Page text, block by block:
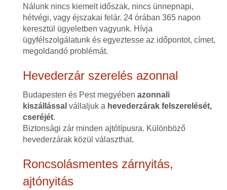
Nálunk nincs kiemelt időszak, nincs ünnepnapi,
hétvégi, vagy éjszakai felár. 24 órában 365 napon
keresztül ügyeletben vagyunk. Hívja
ügyfélszolgálatunk és egyeztesse az időpontot, címet,
megoldandó problémát.
Hevederzár szerelés azonnal
Budapesten és Pest megyében azonnali
kiszállással vállaljuk a hevederzárak felszerelését,
cseréjét.
Biztonsági zár minden ajtótípusra. Különböző
hevederzárak közül választhat.
Roncsolásmentes zárnyitás,
ajtónyitás